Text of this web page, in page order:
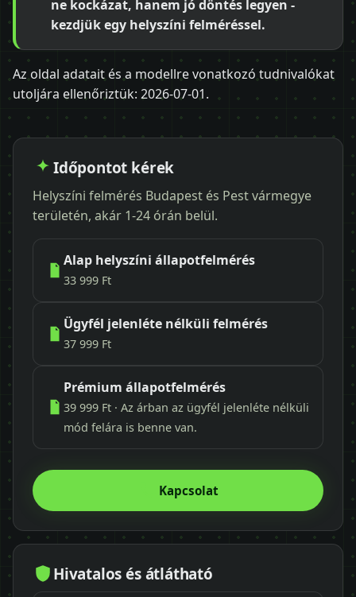
ne kockázat, hanem jó döntés legyen -
kezdjük egy helyszíni felméréssel.
Az oldal adatait és a modellre vonatkozó tudnivalókat
utoljára ellenőriztük: 2026-07-01.
Időpontot kérek
Helyszíni felmérés Budapest és Pest vármegye
területén, akár 1-24 órán belül.
Alap helyszíni állapotfelmérés
33 999 Ft
Ügyfél jelenléte nélküli felmérés
37 999 Ft
Prémium állapotfelmérés
39 999 Ft · Az árban az ügyfél jelenléte nélküli
mód felára is benne van.
Kapcsolat
Hivatalos és átlátható